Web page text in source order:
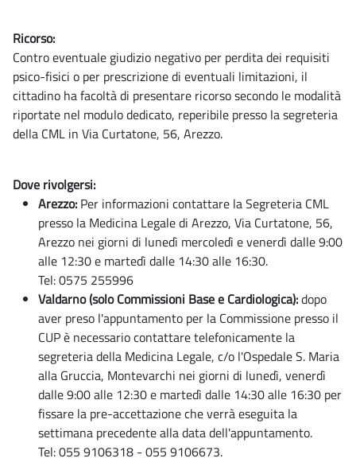
Ricorso:
Contro eventuale giudizio negativo per perdita dei requisiti
psico-fisici o per prescrizione di eventuali limitazioni, il
cittadino ha facoltà di presentare ricorso secondo le modalità
riportate nel modulo dedicato, reperibile presso la segreteria
della CML in Via Curtatone, 56, Arezzo.
Dove rivolgersi:
Arezzo: Per informazioni contattare la Segreteria CML
presso la Medicina Legale di Arezzo, Via Curtatone, 56,
Arezzo nei giorni di lunedì mercoledì e venerdì dalle 9:00
alle 12:30 e martedì dalle 14:30 alle 16:30.
Tel: 0575 255996
Valdarno (solo Commissioni Base e Cardiologica):dopo
aver preso l'appuntamento per la Commissione presso il
CUP è necessario contattare telefonicamente la
segreteria della Medicina Legale, c/o l'Ospedale S. Maria
alla Gruccia, Montevarchi nei giorni di lunedì, venerdì
dalle 9:00 alle 12:30 e martedì dalle 14:30 alle 16:30 per
fissare la pre-accettazione che verrà eseguita la
settimana precedente alla data dell'appuntamento.
Tel: 055 9106318 - 055 9106673.